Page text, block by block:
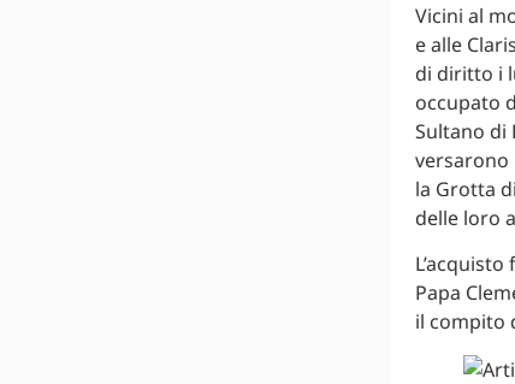
Vicini al
e alle
di diritto i
occupato
Sultano di
versarono
la Grotta
delle loro
Papa
il compito